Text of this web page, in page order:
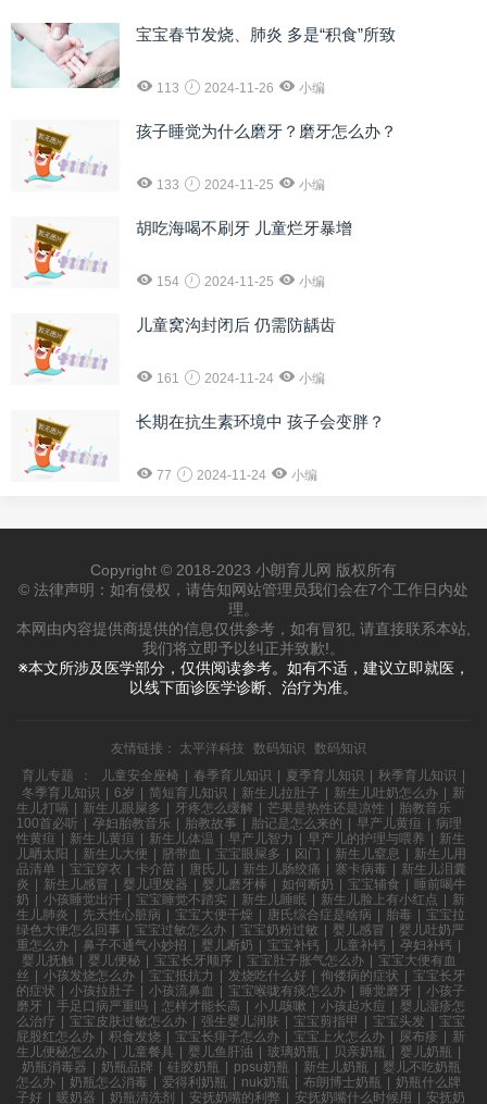
宝宝春节发烧、肺炎 多是“积食”所致
113 2024-11-26 小编
孩子睡觉为什么磨牙？磨牙怎么办？
133 2024-11-25 小编
胡吃海喝不刷牙 儿童烂牙暴增
154 2024-11-25 小编
儿童窝沟封闭后 仍需防龋齿
161 2024-11-24 小编
长期在抗生素环境中 孩子会变胖？
77 2024-11-24 小编
Copyright © 2018-2023 小朗育儿网 版权所有
© 法律声明：如有侵权，请告知网站管理员我们会在7个工作日内处
理。
本网由内容提供商提供的信息仅供参考，如有冒犯, 请直接联系本站,
我们将立即予以纠正并致歉!。
※本文所涉及医学部分，仅供阅读参考。如有不适，建议立即就医，
以线下面诊医学诊断、治疗为准。
友情链接： 太平洋科技 数码知识
数码知识
育儿专题
： 儿童安全座椅 春季育儿知识 夏季育儿知识 秋季育儿知识
冬季育儿知识
6岁 简短育儿知识 新生儿拉肚子 新生儿吐奶怎么办
新
生儿打嗝
新生儿眼屎多 牙疼怎么缓解 芒果是热性还是凉性
胎教音乐
100首必听
孕妇胎教音乐 胎教故事 胎记是怎么来的 早产儿黄疸
病理
性黄疸
新生儿黄疸 新生儿体温 早产儿智力 早产儿的护理与喂养
新生
儿晒太阳
新生儿大便 脐带血 宝宝眼屎多 囟门 新生儿窒息
新生儿用
品清单
宝宝穿衣 卡介苗 唐氏儿 新生儿肠绞痛 寨卡病毒
新生儿泪囊
炎
新生儿感冒 婴儿理发器 婴儿磨牙棒 如何断奶 宝宝辅食
睡前喝牛
奶
小孩睡觉出汗 宝宝睡觉不踏实 新生儿睡眠 新生儿脸上有小红点
新
生儿肺炎
先天性心脏病 宝宝大便干燥 唐氏综合症是啥病 胎毒
宝宝拉
绿色大便怎么回事
宝宝过敏怎么办 宝宝奶粉过敏 婴儿感冒
婴儿吐奶严
重怎么办
鼻子不通气小妙招 婴儿断奶 宝宝补钙 儿童补钙 孕妇补钙
婴儿抚触
婴儿便秘 宝宝长牙顺序 宝宝肚子胀气怎么办
宝宝大便有血
丝
小孩发烧怎么办 宝宝抵抗力 发烧吃什么好 佝偻病的症状
宝宝长牙
的症状
小孩拉肚子 小孩流鼻血 宝宝喉咙有痰怎么办 睡觉磨牙
小孩子
磨牙
手足口病严重吗 怎样才能长高 小儿咳嗽 小孩起水痘
婴儿湿疹怎
么治疗
宝宝皮肤过敏怎么办 强生婴儿润肤 宝宝剪指甲 宝宝头发
宝宝
屁股红怎么办
积食发烧 宝宝长痱子怎么办 宝宝上火怎么办 尿布疹
新
生儿便秘怎么办
儿童餐具 婴儿鱼肝油 玻璃奶瓶 贝亲奶瓶 婴儿奶瓶
奶瓶消毒器
奶瓶品牌 硅胶奶瓶 ppsu奶瓶 新生儿奶瓶
婴儿不吃奶瓶
怎么办
奶瓶怎么消毒 爱得利奶瓶 nuk奶瓶 布朗博士奶瓶
奶瓶什么牌
子好
暖奶器 奶瓶清洗剂 安抚奶嘴的利弊 安抚奶嘴什么时候用 安抚奶